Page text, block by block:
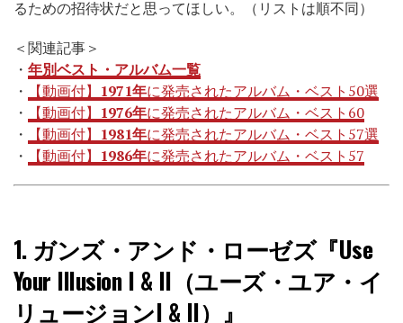
るための招待状だと思ってほしい。（リストは順不同）
＜関連記事＞
・ 年別ベスト・アルバム一覧
・
【動画付】 1971年に発売されたアルバム・ベスト50選
・
【動画付】 1976年に発売されたアルバム・ベスト60
・
【動画付】 1981年に発売されたアルバム・ベスト57選
・
【動画付】 1986年に発売されたアルバム・ベスト57
1. ガンズ・アンド・ローゼズ『Use
Your Illusion I & II（ユーズ・ユア・イ
リュージョンI & II）』